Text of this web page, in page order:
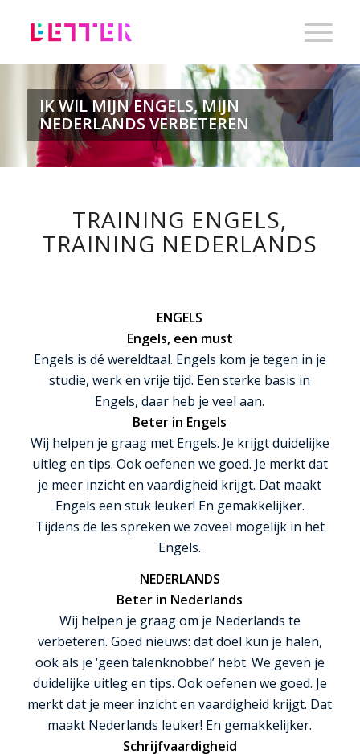
IK WIL MIJN ENGELS, MIJN
NEDERLANDS VERBETEREN
TRAINING ENGELS,
TRAINING NEDERLANDS
ENGELS
Engels, een must
Engels is dé wereldtaal. Engels kom je tegen in je
studie, werk en vrije tijd. Een sterke basis in
Engels, daar heb je veel aan.
Beter in Engels
Wij helpen je graag met Engels. Je krijgt duidelijke
uitleg en tips. Ook oefenen we goed. Je merkt dat
je meer inzicht en vaardigheid krijgt. Dat maakt
Engels een stuk leuker! En gemakkelijker.
Tijdens de les spreken we zoveel mogelijk in het
Engels.
NEDERLANDS
Beter in Nederlands
Wij helpen je graag om je Nederlands te
verbeteren. Goed nieuws: dat doel kun je halen,
ook als je ‘geen talenknobbel’ hebt. We geven je
duidelijke uitleg en tips. Ook oefenen we goed. Je
merkt dat je meer inzicht en vaardigheid krijgt. Dat
maakt Nederlands leuker! En gemakkelijker.
Schrijfvaardigheid